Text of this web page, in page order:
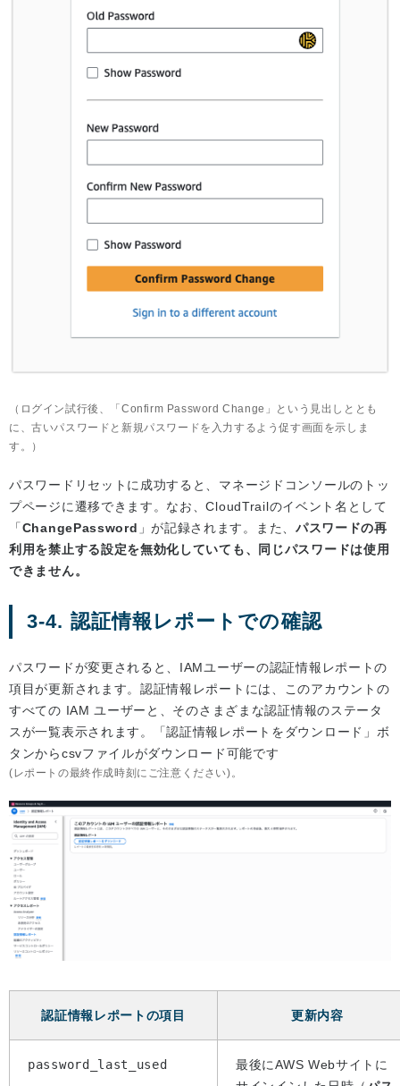
（ログイン試行後、「Confirm Password Change」という見出しととも
に、古いパスワードと新規パスワードを入力するよう促す画面を示しま
す。）
パスワードリセットに成功すると、マネージドコンソールのトッ
プページに遷移できます。なお、CloudTrailのイベント名として
「ChangePassword 」が記録されます。また、 パスワードの再
利用を禁止する設定を無効化していても、同じパスワードは使用
できません。
3-4. 認証情報レポートでの確認
パスワードが変更されると、IAMユーザーの認証情報レポートの
項目が更新されます。認証情報レポートには、このアカウントの
すべての IAM ユーザーと、そのさまざまな認証情報のステータ
スが一覧表示されます。「認証情報レポートをダウンロード」ボ
タンからcsvファイルがダウンロード可能です
(レポートの最終作成時刻にご注意ください)。
認証情報レポートの項目 更新内容
password_last_used
最後にAWS Webサイトに